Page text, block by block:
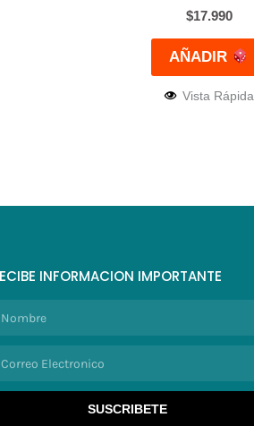
$17.990
AÑADIR
Vista Rápida
INFORMACION IMPORTANTE
SUSCRIBETE